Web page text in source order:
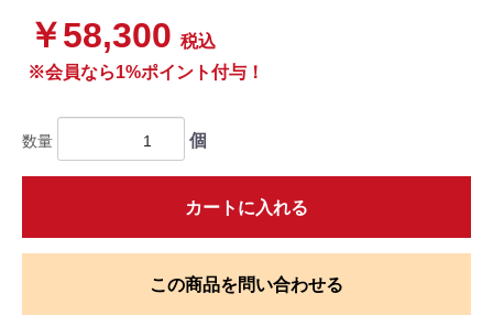
￥58,300 税込
※会員なら1%ポイント付与！
数量 個
カートに入れる
この商品を問い合わせる